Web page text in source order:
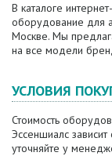
В каталоге
оборудование для
Москве. Мы
на все модели
УСЛОВИЯ
Стоимость
Эссеншиалс
уточняйте у